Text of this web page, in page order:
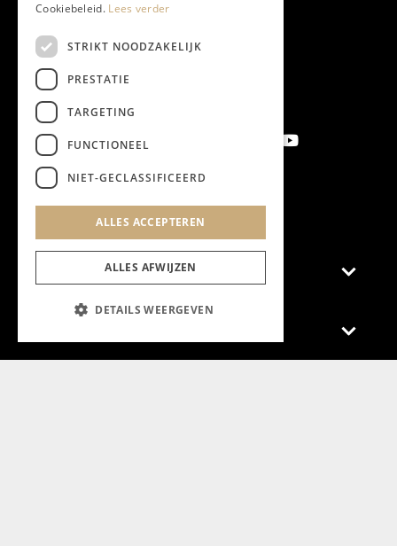
Aanmelden nieuwsbrief
Magazine
Cookiebeleid. Lees verder
STRIKT NOODZAKELIJK
PRESTATIE
TARGETING
FUNCTIONEEL
NIET-GECLASSIFICEERD
ALLES ACCEPTEREN
ALLES AFWIJZEN
DETAILS WEERGEVEN